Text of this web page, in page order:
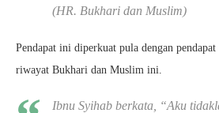
(HR. Bukhari dan Muslim)
Pendapat ini diperkuat pula dengan
riwayat Bukhari dan Muslim ini.
Ibnu Syihab berkata, “Aku